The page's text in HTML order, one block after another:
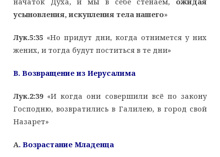
усыновления, искупления тела нашего»
Лук.5:35«Но придут дни, когда отнимется у них
жених, и тогда будут поститься в те дни»
B. Возвращение из Иерусалима
Лук.2:39«И когда они совершили всё по закону
Господню, возвратились в Галилею, в город свой
Назарет»
A. Возрастание Младенца